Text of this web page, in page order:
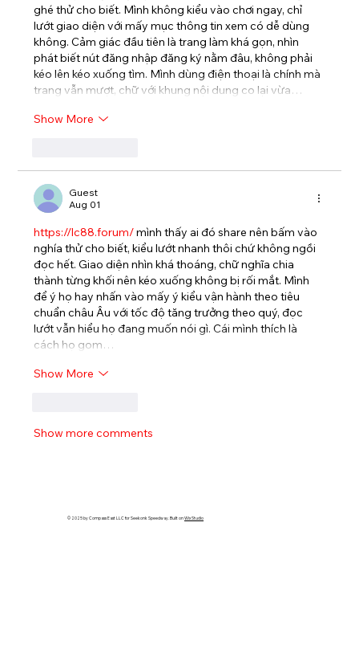
ghé thử cho biết. Mình không kiểu vào chơi ngay, chỉ
lướt giao diện với mấy mục thông tin xem có dễ dùng
không. Cảm giác đầu tiên là trang làm khá gọn, nhìn
phát biết nút đăng nhập đăng ký nằm đâu, không phải
kéo lên kéo xuống tìm. Mình dùng điện thoại là chính mà
trang vẫn mượt, chữ với khung nội dung co lại vừa…
Show More
Guest
Aug 01
https://lc88.forum/ mình thấy ai đó share nên bấm vào
nghía thử cho biết, kiểu lướt nhanh thôi chứ không ngồi
đọc hết. Giao diện nhìn khá thoáng, chữ nghĩa chia
thành từng khối nên kéo xuống không bị rối mắt. Mình
để ý họ hay nhấn vào mấy ý kiểu vận hành theo tiêu
chuẩn châu Âu với tốc độ tăng trưởng theo quý, đọc
lướt vẫn hiểu họ đang muốn nói gì. Cái mình thích là
cách họ gom…
Show More
Show more comments
© 2025 by Compass East LLC for Seekonk Speedway. Built onWix Studio